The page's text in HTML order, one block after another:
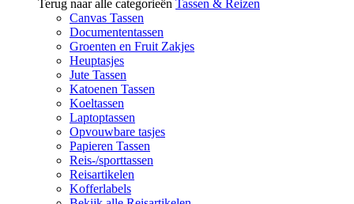
Terug naar alle categorieën Tassen & Reizen
Canvas Tassen
Documententassen
Groenten en Fruit Zakjes
Heuptasjes
Jute Tassen
Katoenen Tassen
Koeltassen
Laptoptassen
Opvouwbare tasjes
Papieren Tassen
Reis-/sporttassen
Reisartikelen
Kofferlabels